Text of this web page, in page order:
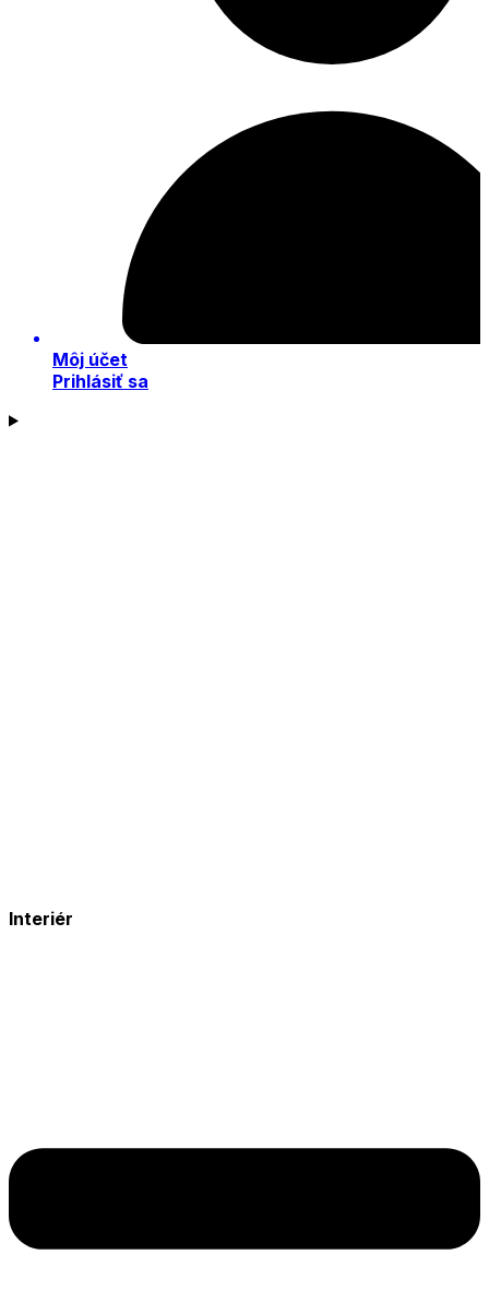
Môj účet
Prihlásiť sa
Interiér